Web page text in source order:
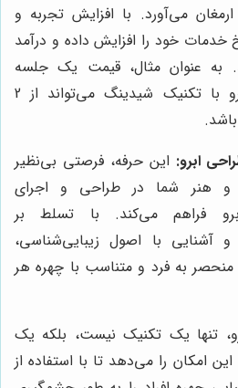
می‌آورد. با افزایش تجربه و
خدمات خود را افزایش داده و درآمد
به عنوان مثال، قیمت یک جلسه
میکروپیگمنتیشن ابرو با تکنیک شیدینگ می‌تواند از 2
ابرو: این حرفه، فرصتی بی‌نظیر
و هنر شما در طراحی و اجرای
فراهم می‌کند. با تسلط بر
آشنایی با اصول زیبایی‌شناسی،
به فرد و متناسب با چهره هر
تنها یک تکنیک نیست، بلکه یک
امکان را می‌دهد تا با استفاده از